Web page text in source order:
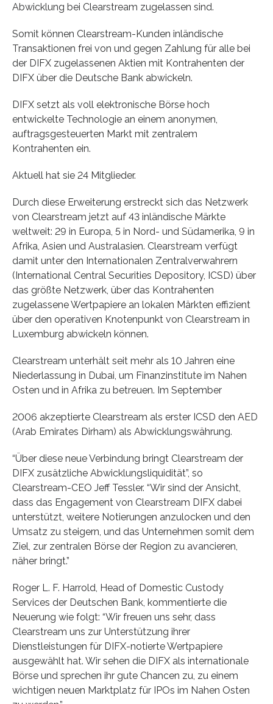
Abwicklung bei Clearstream zugelassen sind.
Somit können Clearstream-Kunden inländische
Transaktionen frei von und gegen Zahlung für alle bei
der DIFX zugelassenen Aktien mit Kontrahenten der
DIFX über die Deutsche Bank abwickeln.
DIFX setzt als voll elektronische Börse hoch
entwickelte Technologie an einem anonymen,
auftragsgesteuerten Markt mit zentralem
Kontrahenten ein.
Aktuell hat sie 24 Mitglieder.
Durch diese Erweiterung erstreckt sich das Netzwerk
von Clearstream jetzt auf 43 inländische Märkte
weltweit: 29 in Europa, 5 in Nord- und Südamerika, 9 in
Afrika, Asien und Australasien. Clearstream verfügt
damit unter den Internationalen Zentralverwahrern
(International Central Securities Depository, ICSD) über
das größte Netzwerk, über das Kontrahenten
zugelassene Wertpapiere an lokalen Märkten effizient
über den operativen Knotenpunkt von Clearstream in
Luxemburg abwickeln können.
Clearstream unterhält seit mehr als 10 Jahren eine
Niederlassung in Dubai, um Finanzinstitute im Nahen
Osten und in Afrika zu betreuen. Im September
2006 akzeptierte Clearstream als erster ICSD den AED
(Arab Emirates Dirham) als Abwicklungswährung.
“Über diese neue Verbindung bringt Clearstream der
DIFX zusätzliche Abwicklungsliquidität”, so
Clearstream-CEO Jeff Tessler. “Wir sind der Ansicht,
dass das Engagement von Clearstream DIFX dabei
unterstützt, weitere Notierungen anzulocken und den
Umsatz zu steigern, und das Unternehmen somit dem
Ziel, zur zentralen Börse der Region zu avancieren,
näher bringt.”
Roger L. F. Harrold, Head of Domestic Custody
Services der Deutschen Bank, kommentierte die
Neuerung wie folgt: “Wir freuen uns sehr, dass
Clearstream uns zur Unterstützung ihrer
Dienstleistungen für DIFX-notierte Wertpapiere
ausgewählt hat. Wir sehen die DIFX als internationale
Börse und sprechen ihr gute Chancen zu, zu einem
wichtigen neuen Marktplatz für IPOs im Nahen Osten